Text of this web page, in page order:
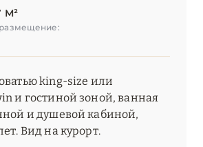
Groupama Stadium
М²
king-size или
и гостиной зоной, ванная
и душевой кабиной,
Вид на курорт.